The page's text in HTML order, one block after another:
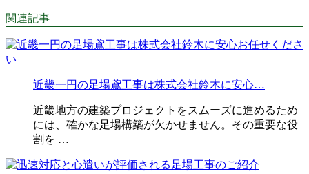
関連記事
近畿一円の足場鳶工事は株式会社鈴木に安心…
近畿地方の建築プロジェクトをスムーズに進めるため
には、確かな足場構築が欠かせません。その重要な役
割を …